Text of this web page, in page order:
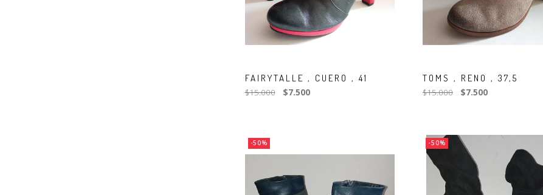
FAIRYTALLE , CUERO , 41
$15.000 $7.500
TOMS , RENO , 37,5
$15.000 $7.500
-50% -50%